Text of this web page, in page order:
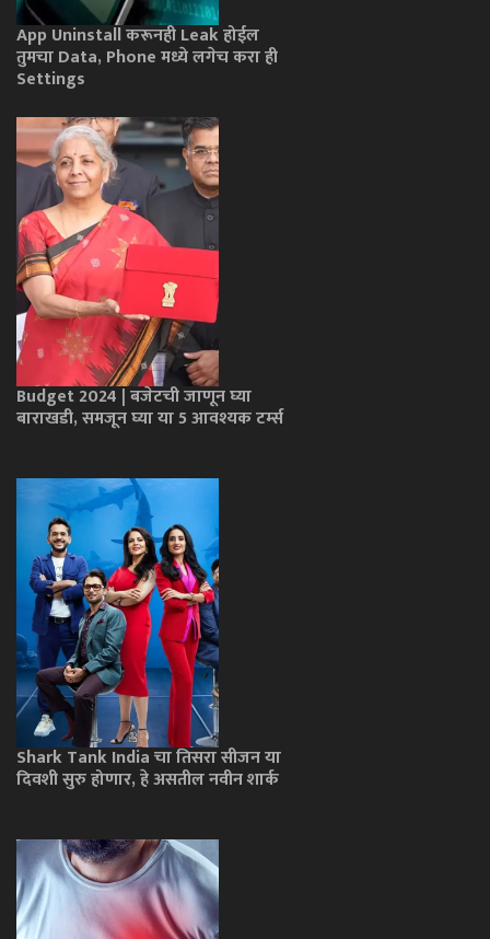
App Uninstall करूनही Leak होईल
तुमचा Data, Phone मध्ये लगेच करा ही
Settings
Budget 2024 | बजेटची जाणून घ्या
बाराखडी, समजून घ्या या 5 आवश्यक टर्म्स
Shark Tank India चा तिसरा सीजन या
दिवशी सुरु होणार, हे असतील नवीन शार्क